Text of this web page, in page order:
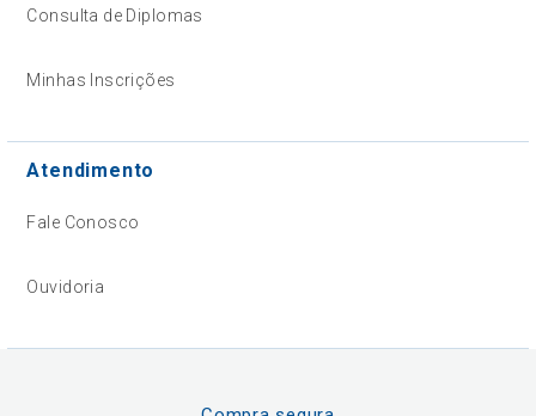
Consulta de Diplomas
Minhas Inscrições
Atendimento
Fale Conosco
Ouvidoria